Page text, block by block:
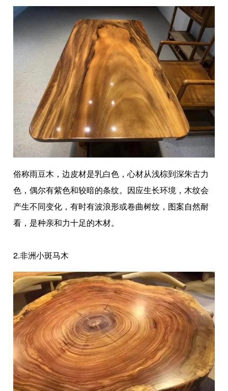
俗称雨豆木，边皮材是乳白色，心材从浅棕到深朱古力
色，偶尔有紫色和较暗的条纹。因应生长环境，木纹会
产生不同变化，有时有波浪形或卷曲树纹，图案自然耐
看，是种亲和力十足的木材。
2.非洲小斑马木